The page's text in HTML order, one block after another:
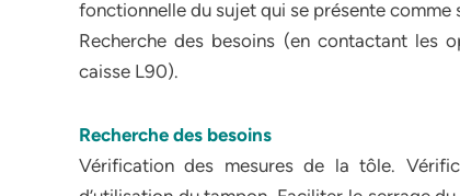
fonctionnelle du sujet qui se présente comme
Recherche des besoins (en contactant les
caisse L90).
Recherche des besoins
Vérification des mesures de la tôle.